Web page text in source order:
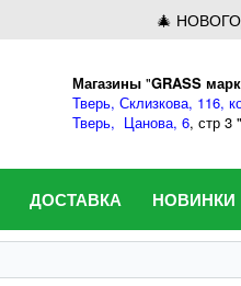
🎄
Магазины "GRASS
Тверь, Склизкова, 116,
Тверь, Цанова, 6, стр
ДОСТАВКА НОВИНКИ